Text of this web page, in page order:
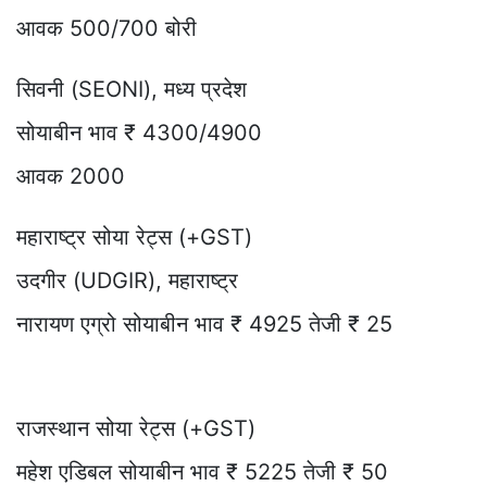
आवक 500/700 बोरी
सिवनी (SEONI), मध्य प्रदेश
सोयाबीन भाव ₹ 4300/4900
आवक 2000
महाराष्ट्र सोया रेट्स (+GST)
उदगीर (UDGIR), महाराष्ट्र
नारायण एग्रो सोयाबीन भाव ₹ 4925 तेजी ₹ 25
राजस्थान सोया रेट्स (+GST)
महेश एडिबल सोयाबीन भाव ₹ 5225 तेजी ₹ 50